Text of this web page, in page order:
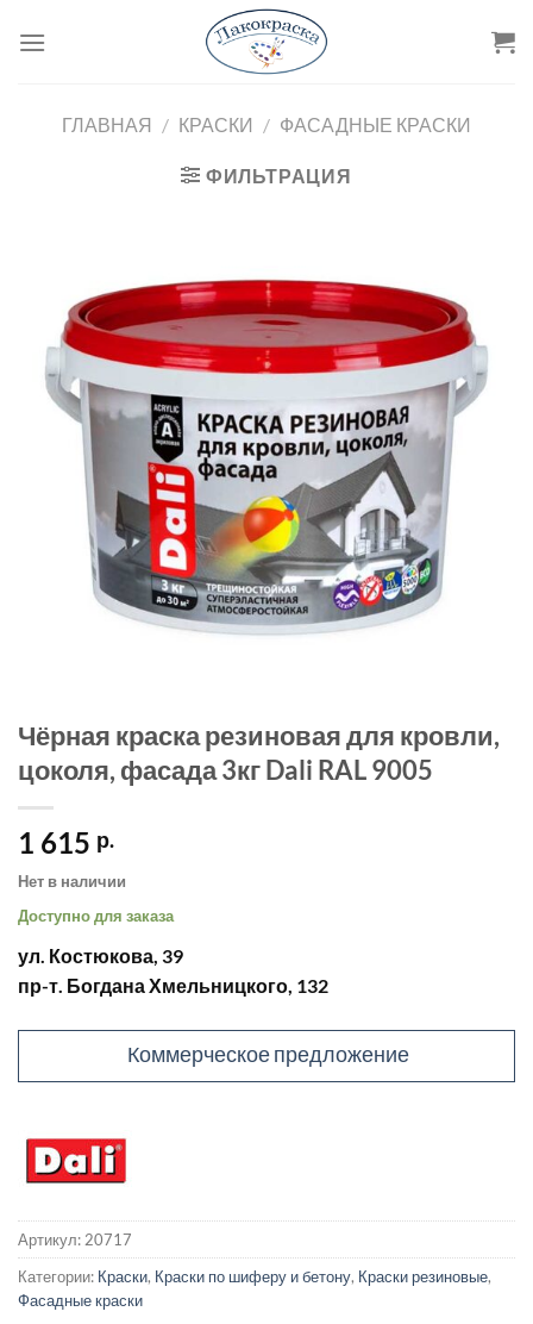
ГЛАВНАЯ / КРАСКИ / ФАСАДНЫЕ КРАСКИ
ФИЛЬТРАЦИЯ
Чёрная краска резиновая для кровли,
цоколя, фасада 3кг Dali RAL 9005
1 615 р.
Нет в наличии
Доступно для заказа
ул. Костюкова, 39
пр-т. Богдана Хмельницкого, 132
Коммерческое предложение
Артикул:20717
Категории: Краски, Краски по шиферу и бетону, Краски резиновые,
Фасадные краски